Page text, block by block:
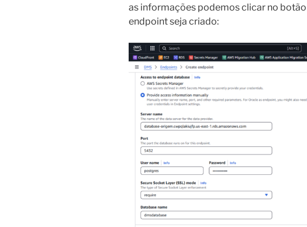
as informações podemos clicar no botão
endpoint seja criado: